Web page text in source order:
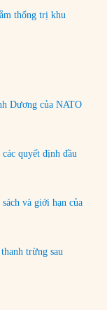
thống trị khu
Dương của NATO
quyết định đầu
và giới hạn của
trừng sau